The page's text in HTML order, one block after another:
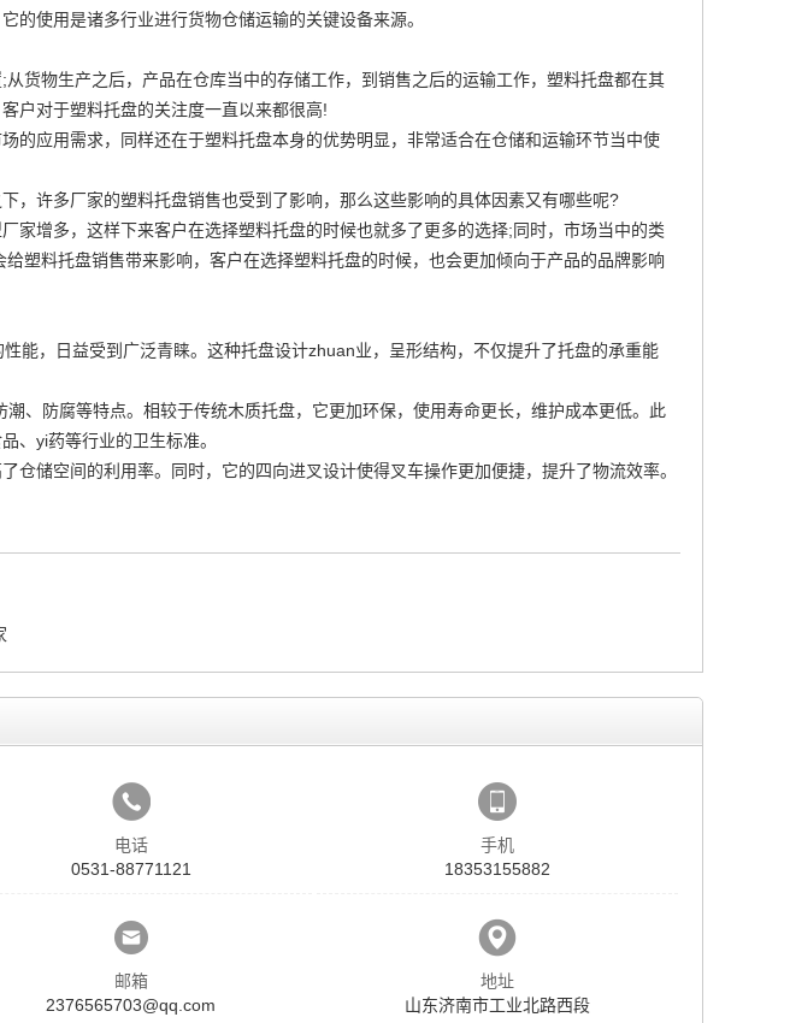
的使用是诸多行业进行货物仓储运输的关键设备来源。
货物生产之后，产品在仓库当中的存储工作，到销售之后的运输工作，塑料托盘都在其
户对于塑料托盘的关注度一直以来都很高!
的应用需求，同样还在于塑料托盘本身的优势明显，非常适合在仓储和运输环节当中使
，许多厂家的塑料托盘销售也受到了影响，那么这些影响的具体因素又有哪些呢?
家增多，这样下来客户在选择塑料托盘的时候也就多了更多的选择;同时，市场当中的类
塑料托盘销售带来影响，客户在选择塑料托盘的时候，也会更加倾向于产品的品牌影响
能，日益受到广泛青睐。这种托盘设计zhuan业，呈形结构，不仅提升了托盘的承重能
、防腐等特点。相较于传统木质托盘，它更加环保，使用寿命更长，维护成本更低。此
、yi药等行业的卫生标准。
仓储空间的利用率。同时，它的四向进叉设计使得叉车操作更加便捷，提升了物流效率。
电话
0531-88771121
手机
18353155882
邮箱
2376565703@qq.com
地址
山东济南市工业北路西段